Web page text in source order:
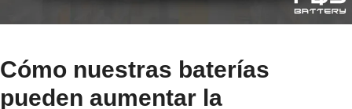
Cómo nuestras baterías
pueden aumentar la